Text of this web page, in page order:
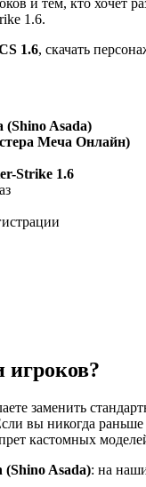
и тем, кто хочет
1.6.
1.6, скачать
(Shino Asada)
Меча Онлайн)
Strike 1.6
игроков?
заменить
вы никогда
кастомных
(Shino Asada): на